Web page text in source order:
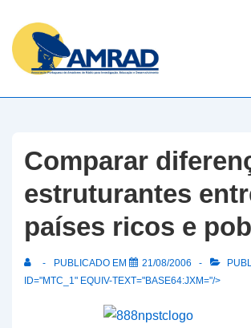
Skip
Content
Comparar
estruturantes
países ricos e
PUBLICADO EM 21/08/2006
ID="MTC_1" EQUIV-TEXT="BASE64:JXM="/>